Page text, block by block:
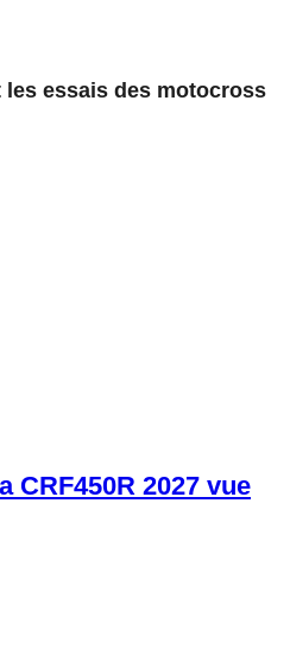
les essais des motocross
CRF450R 2027 vue